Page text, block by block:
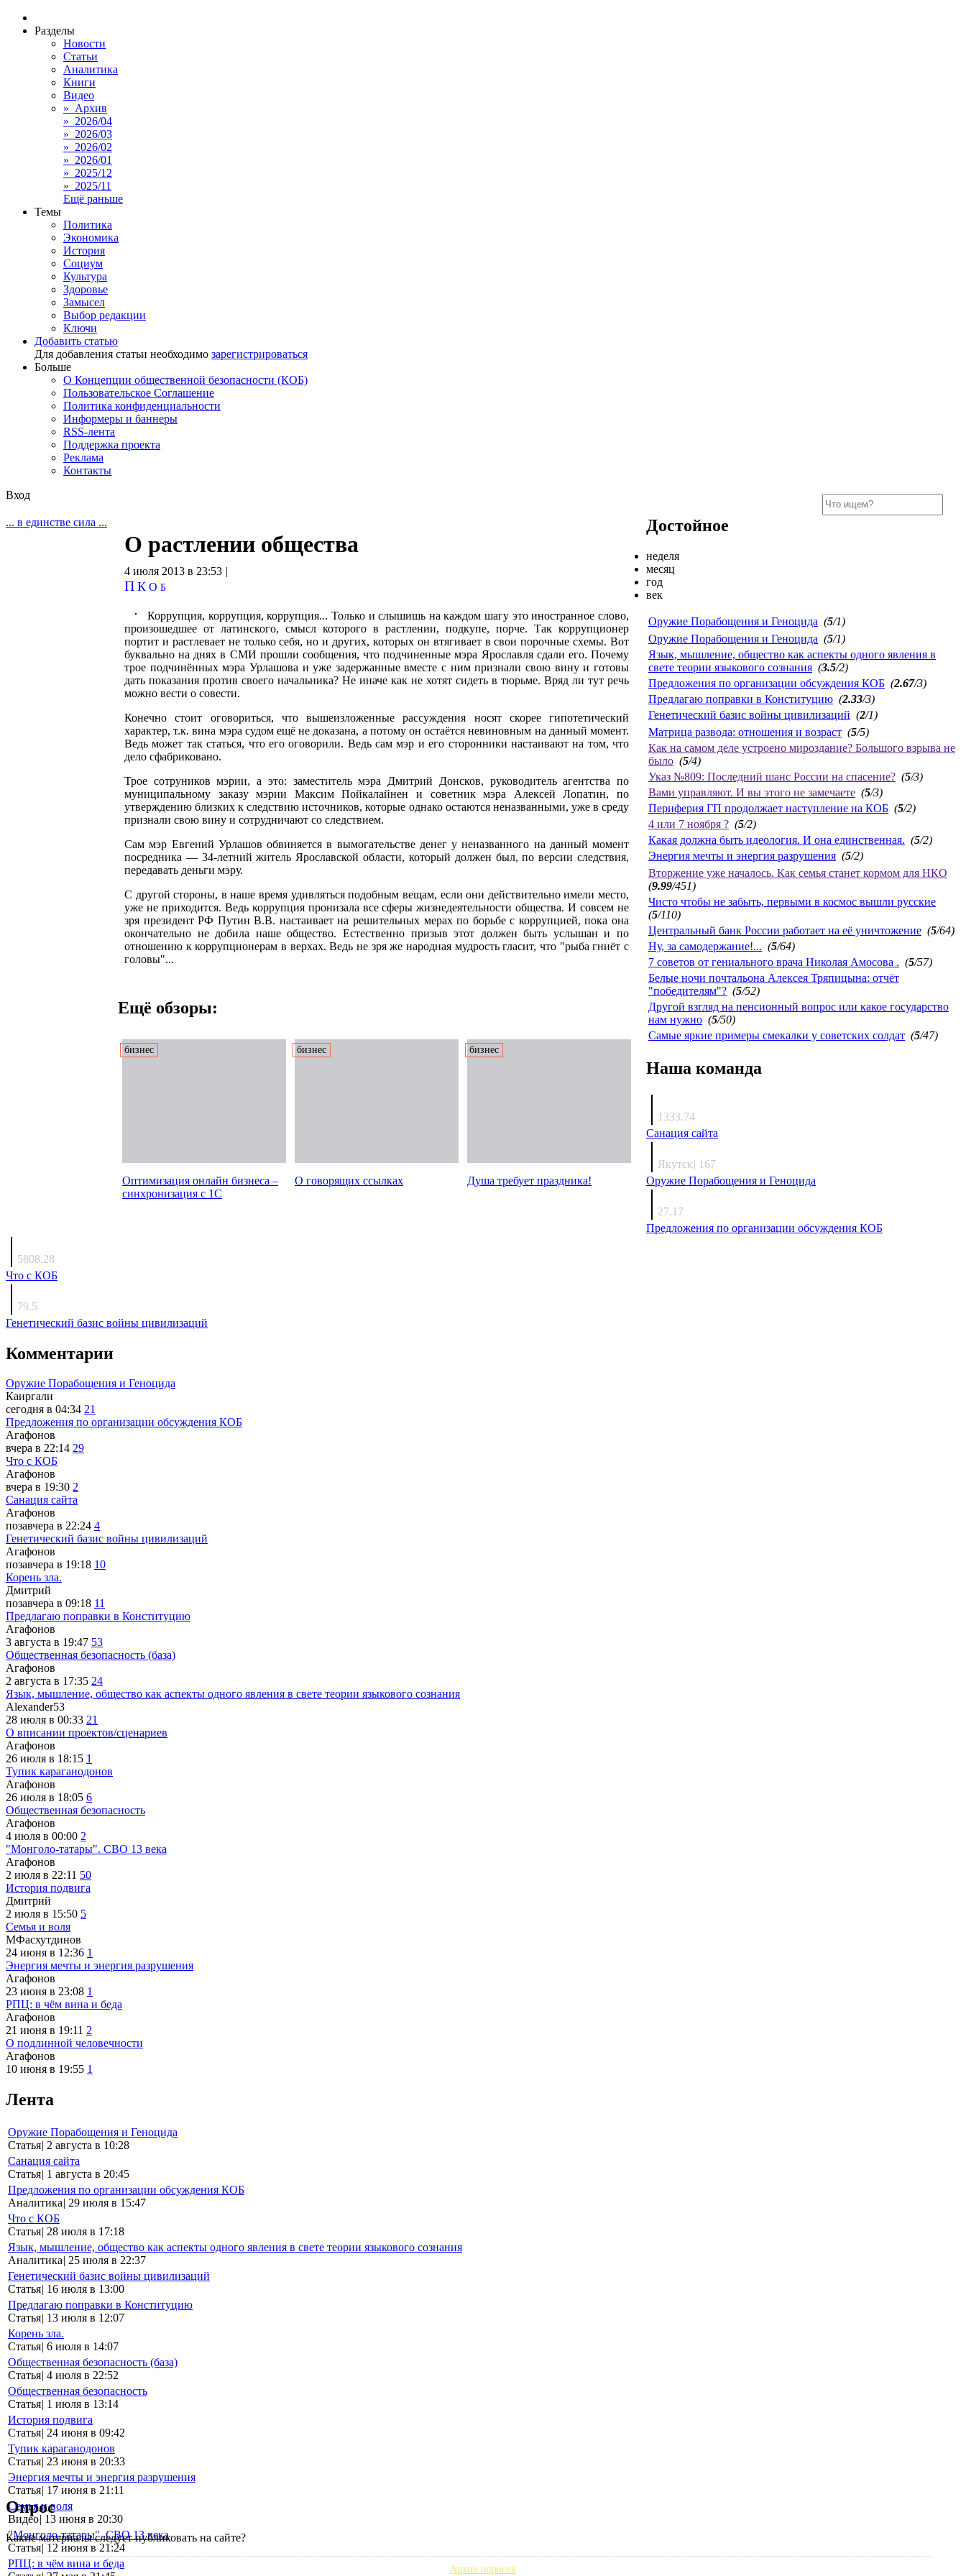
Разделы
Новости
Статьи
Аналитика
Книги
Видео
» Архив
» 2026/04
» 2026/03
» 2026/02
» 2026/01
» 2025/12
» 2025/11
Ещё раньше
Темы
Политика
Экономика
История
Социум
Культура
Здоровье
Замысел
Выбор редакции
Ключи
Добавить статью
Для добавления статьи необходимо зарегистрироваться
Больше
О Концепции общественной безопасности (КОБ)
Пользовательское Соглашение
Политика конфиденциальности
Информеры и баннеры
RSS-лента
Поддержка проекта
Реклама
Контакты
Вход
... в единстве сила ...
О растлении общества
4 июля 2013 в 23:53 |
П К О Б
Коррупция, коррупция, коррупция... Только и слышишь на каждом шагу это иностранное слово,
произошедшее от латинского, смысл которого в растлении, подкупе, порче. Так коррупционер
портит и растлевает не только себя, но и других, которых он втягивает в свои порочные схемы. Вот
буквально на днях в СМИ прошли сообщения, что подчиненные мэра Ярославля сдали его. Почему
трое подчинённых мэра Урлашова и уже задержанные вместе с ним признали свою вину и готовы
дать показания против своего начальника? Не иначе как не хотят сидеть в тюрьме. Вряд ли тут речь
можно вести о совести.
Конечно стоит оговориться, что вышеизложенные рассуждения носят скорее гипотетический
характер, т.к. вина мэра судом ещё не доказана, а потому он остаётся невиновным на данный момент.
Ведь может так статься, что его оговорили. Ведь сам мэр и его сторонники настаивают на том, что
дело сфабриковано.
Трое сотруников мэрии, а это: заместитель мэра Дмитрий Донсков, руководитель агентства по
муниципальному заказу мэрии Максим Пойкалайнен и советник мэра Алексей Лопатин, по
утверждению близких к следствию источников, которые однако остаются неназванными, уже в среду
признали свою вину и сотрудничают со следствием.
Сам мэр Евгений Урлашов обвиняется в вымогательстве денег у неназванного на данный момент
посредника — 34-летний житель Ярославской области, который должен был, по версии следствия,
передавать деньги мэру.
С другой стороны, в наше время удивляться подобным вещам, если они действительно имели место,
уже не приходится. Ведь коррупция пронизала все сферы жизнедеятельности общества. И совсем не
зря президент РФ Путин В.В. настаивает на решительных мерах по борьбе с коррупцией, пока она
окончательно не добила наше общество. Естественно призыв этот должен быть услышан и по
отношению к коррупционерам в верхах. Ведь не зря же народная мудрость гласит, что "рыба гниёт с
головы"...
Ещё обзоры:
бизнес
Оптимизация онлайн бизнеса –
синхронизация с 1С
бизнес
О говорящих ссылках
бизнес
Душа требует праздника!
Достойное
неделя
месяц
год
век
Оружие Порабощения и Геноцида (5/1)
Оружие Порабощения и Геноцида (5/1)
Язык, мышление, общество как аспекты одного явления в
свете теории языкового сознания (3.5/2)
Предложения по организации обсуждения КОБ (2.67/3)
Предлагаю поправки в Конституцию (2.33/3)
Генетический базис войны цивилизаций (2/1)
Матрица развода: отношения и возраст (5/5)
Как на самом деле устроено мироздание? Большого взрыва не
было (5/4)
Указ №809: Последний шанс России на спасение? (5/3)
Вами управляют. И вы этого не замечаете (5/3)
Периферия ГП продолжает наступление на КОБ (5/2)
4 или 7 ноября ? (5/2)
Какая должна быть идеология. И она единственная. (5/2)
Энергия мечты и энергия разрушения (5/2)
Вторжение уже началось. Как семья станет кормом для НКО
(9.99/451)
Чисто чтобы не забыть, первыми в космос вышли русские
(5/110)
Центральный банк России работает на её уничтожение (5/64)
Ну, за самодержание!... (5/64)
7 советов от гениального врача Николая Амосова . (5/57)
Белые ночи почтальона Алексея Тряпицына: отчёт
"победителям"? (5/52)
Другой взгляд на пенсионный вопрос или какое государство
нам нужно (5/50)
Самые яркие примеры смекалки у советских солдат (5/47)
Наша команда
1333.74
Санация сайта
Якутск| 167
Оружие Порабощения и Геноцида
27.17
Предложения по организации обсуждения КОБ
5808.28
Что с КОБ
79.5
Генетический базис войны цивилизаций
Комментарии
Оружие Порабощения и Геноцида
Каиргали
сегодня в 04:34 21
Предложения по организации обсуждения КОБ
Агафонов
вчера в 22:14 29
Что с КОБ
Агафонов
вчера в 19:30 2
Санация сайта
Агафонов
позавчера в 22:24 4
Генетический базис войны цивилизаций
Агафонов
позавчера в 19:18 10
Корень зла.
Дмитрий
позавчера в 09:18 11
Предлагаю поправки в Конституцию
Агафонов
3 августа в 19:47 53
Общественная безопасность (база)
Агафонов
2 августа в 17:35 24
Язык, мышление, общество как аспекты одного явления в свете теории языкового сознания
Alexander53
28 июля в 00:33 21
О вписании проектов/сценариев
Агафонов
26 июля в 18:15 1
Тупик караганодонов
Агафонов
26 июля в 18:05 6
Общественная безопасность
Агафонов
4 июля в 00:00 2
"Монголо-татары". СВО 13 века
Агафонов
2 июля в 22:11 50
История подвига
Дмитрий
2 июля в 15:50 5
Семья и воля
МФасхутдинов
24 июня в 12:36 1
Энергия мечты и энергия разрушения
Агафонов
23 июня в 23:08 1
РПЦ: в чём вина и беда
Агафонов
21 июня в 19:11 2
О подлинной человечности
Агафонов
10 июня в 19:55 1
Лента
Оружие Порабощения и Геноцида
Статья| 2 августа в 10:28
Санация сайта
Статья| 1 августа в 20:45
Предложения по организации обсуждения КОБ
Аналитика| 29 июля в 15:47
Что с КОБ
Статья| 28 июля в 17:18
Язык, мышление, общество как аспекты одного явления в свете теории языкового сознания
Аналитика| 25 июля в 22:37
Генетический базис войны цивилизаций
Статья| 16 июля в 13:00
Предлагаю поправки в Конституцию
Статья| 13 июля в 12:07
Корень зла.
Статья| 6 июля в 14:07
Общественная безопасность (база)
Статья| 4 июля в 22:52
Общественная безопасность
Статья| 1 июля в 13:14
История подвига
Статья| 24 июня в 09:42
Тупик караганодонов
Статья| 23 июня в 20:33
Энергия мечты и энергия разрушения
Статья| 17 июня в 21:11
Семья и воля
Видео| 13 июня в 20:30
"Монголо-татары". СВО 13 века
Статья| 12 июня в 21:24
РПЦ: в чём вина и беда
Опрос
Какие материалы следует публиковать на сайте?
Архив опросов